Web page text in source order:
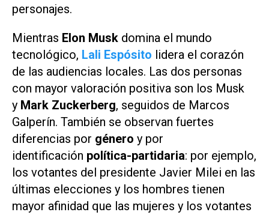
personajes.
Mientras Elon Musk domina el mundo
tecnológico, Lali Espósito lidera el corazón
de las audiencias locales. Las dos personas
con mayor valoración positiva son los Musk
y Mark Zuckerberg, seguidos de Marcos
Galperín. También se observan fuertes
diferencias por género y por
identificación política-partidaria: por ejemplo,
los votantes del presidente Javier Milei en las
últimas elecciones y los hombres tienen
mayor afinidad que las mujeres y los votantes